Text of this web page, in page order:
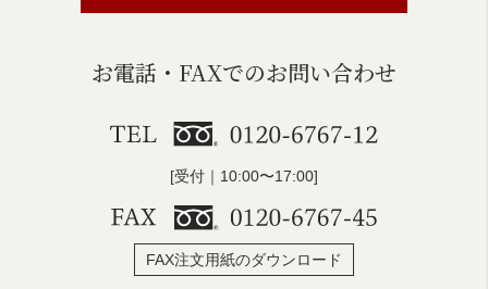
お電話・FAXでのお問い合わせ
[受付｜10:00〜17:00]
FAX注文用紙のダウンロード